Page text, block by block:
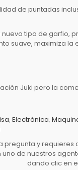
de puntadas
tipo de garfio,
suave, maximiza la
Juki pero la
, Electrónica,
pregunta y requieres
de nuestros
dando clic en